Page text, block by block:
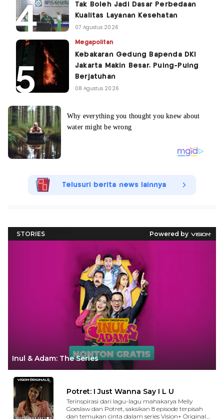
Tak Boleh Jadi Dasar Perbedaan
Kualitas Layanan Kesehatan
07 Agustus 2026
Megapolitan
Kebakaran Gedung Bapenda DKI
Jakarta Makin Besar, Puing-Puing
Berjatuhan
08 Agustus 2026
Telusuri berita news lainnya